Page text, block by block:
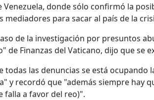
donde sólo confirmó la
mediadores para sacar al país de la
de la investigación por presuntos
de Finanzas del Vaticano, dijo que se
todas las denuncias se está
y recordó que "además siempre hay
falla a favor del reo)".